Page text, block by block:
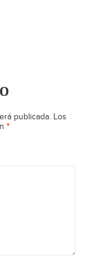
publicada. Los
*